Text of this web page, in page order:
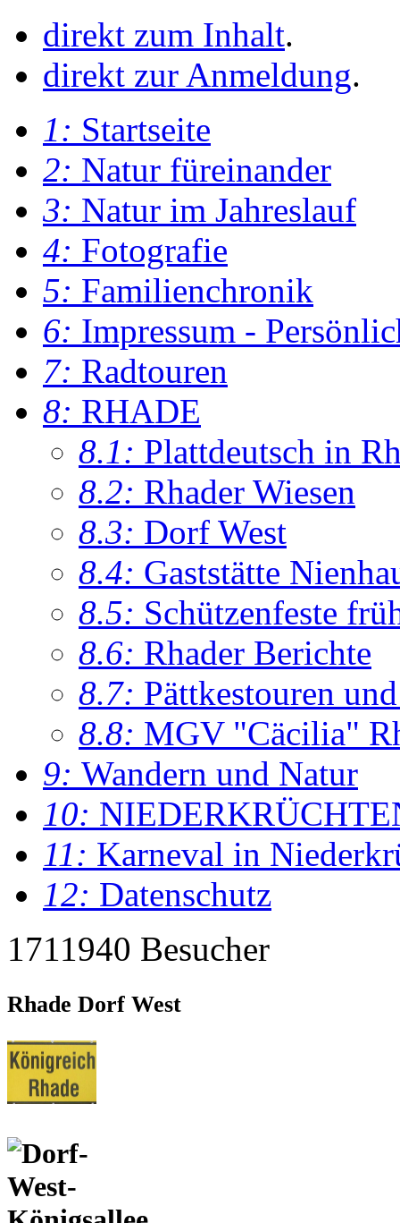
direkt zum Inhalt.
direkt zur Anmeldung.
1: Startseite
2: Natur füreinander
3: Natur im Jahreslauf
4: Fotografie
5: Familienchronik
6: Impressum -
7: Radtouren
8: RHADE
8.1: Plattdeutsch in
8.2: Rhader Wiesen
8.3: Dorf West
8.4: Gaststätte
8.5: Schützenfeste
8.6: Rhader Berichte
8.7: Pättkestouren
8.8: MGV "Cäcilia"
9: Wandern und Natur
10:
11: Karneval in
12: Datenschutz
1711940 Besucher
Rhade Dorf West